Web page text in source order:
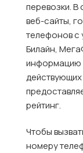
перевозки. В
веб-сайты,
телефонов с
Билайн,
информацию
рейтинг.
Чтобы
номеру